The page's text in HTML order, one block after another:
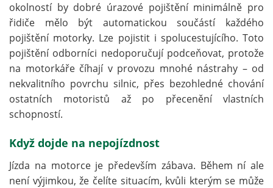
okolností by dobré úrazové pojištění minimálně pro
řidiče mělo být automatickou součástí každého
pojištění motorky. Lze pojistit i spolucestujícího. Toto
pojištění odborníci nedoporučují podceňovat, protože
na motorkáře číhají v provozu mnohé nástrahy – od
nekvalitního povrchu silnic, přes bezohledné chování
ostatních motoristů až po přecenění vlastních
schopností.
Když dojde na nepojízdnost
Jízda na motorce je především zábava. Během ní ale
není výjimkou, že čelíte situacím, kvůli kterým se může